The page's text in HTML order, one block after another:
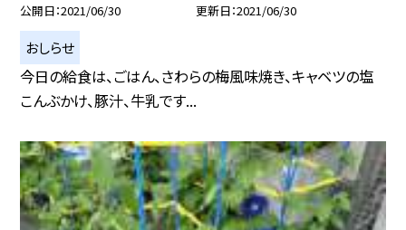
公開日 2021/06/30 更新日 2021/06/30
おしらせ
今日の給食は、ごはん、さわらの梅風味焼き、キャベツの塩
こんぶかけ、豚汁、牛乳です...